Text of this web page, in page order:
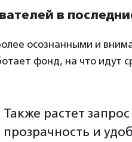
в
осознанными и
фонд, на что идут
Также растет
прозрачность и